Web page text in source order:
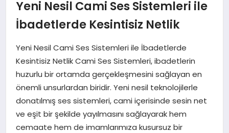
EKONOMI
EĞITIM
SAĞLIK
DÜNYA
TEKNOLOJI
Yeni Nesil Cami Ses Sistemleri ile
İbadetlerde Kesintisiz Netlik
Yeni Nesil Cami Ses Sistemleri ile İbadetlerde
Kesintisiz Netlik Cami Ses Sistemleri, ibadetlerin
huzurlu bir ortamda gerçekleşmesini sağlayan en
önemli unsurlardan biridir. Yeni nesil teknolojilerle
donatılmış ses sistemleri, cami içerisinde sesin net
ve eşit bir şekilde yayılmasını sağlayarak hem
cemaate hem de imamlarımıza kusursuz bir